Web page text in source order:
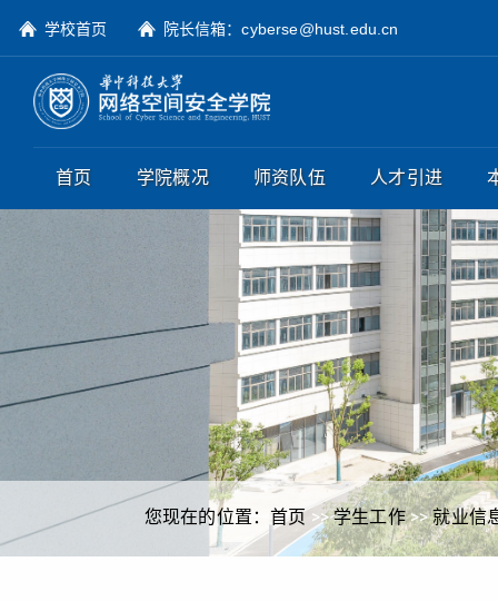
学校首页 院长信箱：cyberse@hust.edu.cn
首页 学院概况 师资队伍 人才引进
您现在的位置：首页>>学生工作>>就业信